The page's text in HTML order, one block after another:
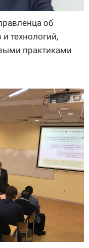
об
технологий,
практиками